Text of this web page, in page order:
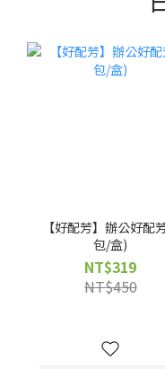
【好配芳】辦公好配
包/盒)
NT$319
NT$450